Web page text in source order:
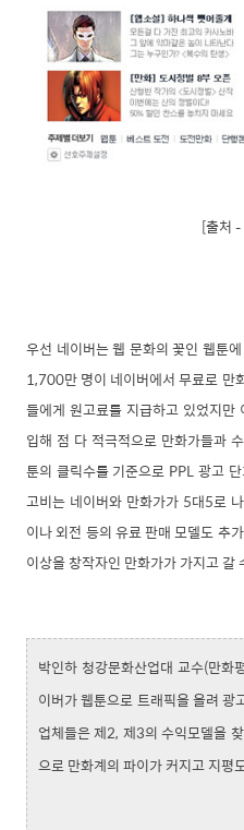
[출처
우선 네이버는 웹 문화의 꽃인 웹툰
1,700만 명이 네이버에서 무료로 만
들에게 원고료를 지급하고 있었지
입해 점 다 적극적으로 만화가들과
툰의 클릭수를 기준으로 PPL 광고
고비는 네이버와 만화가가 5대5로
이나 외전 등의 유료 판매 모델도 추
이상을 창작자인 만화가가 가지고 갈
박인하 청강문화산업대 교수(만화
이버가 웹툰으로 트래픽을 올려
업체들은 제2, 제3의 수익모델을
으로 만화계의 파이가 커지고 지평